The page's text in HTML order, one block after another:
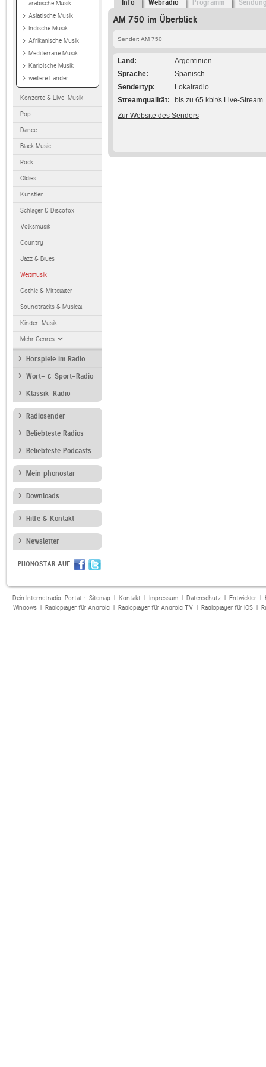
arabische Musik
Asiatische Musik
Indische Musik
Afrikanische Musik
Mediterrane Musik
Karibische Musik
weitere Länder
Konzerte & Live-Musik
Pop
Dance
Black Music
Rock
Oldies
Künstler
Schlager & Discofox
Volksmusik
Country
Jazz & Blues
Weltmusik
Gothic & Mittelalter
Soundtracks & Musical
Kinder-Musik
Mehr Genres
Hörspiele im Radio
Wort- & Sport-Radio
Klassik-Radio
Radiosender
Beliebteste Radios
Beliebteste Podcasts
Mein phonostar
Downloads
Hilfe & Kontakt
Newsletter
PHONOSTAR AUF
Info Webradio Programm
AM 750 im Überblick
Sender: AM 750
Land
Argentinien
Sprache
Spanisch
Sendertyp
Lokalradio
Streamqualität
bis zu 65 kbit/s Live-Stream
Zur Website des Senders
Dein Internetradio-Portal : Sitemap| Kontakt| Impressum| Datenschutz| Entwickler|
Windows| Radioplayer für Android| Radioplayer für Android TV| Radioplayer für iOS|